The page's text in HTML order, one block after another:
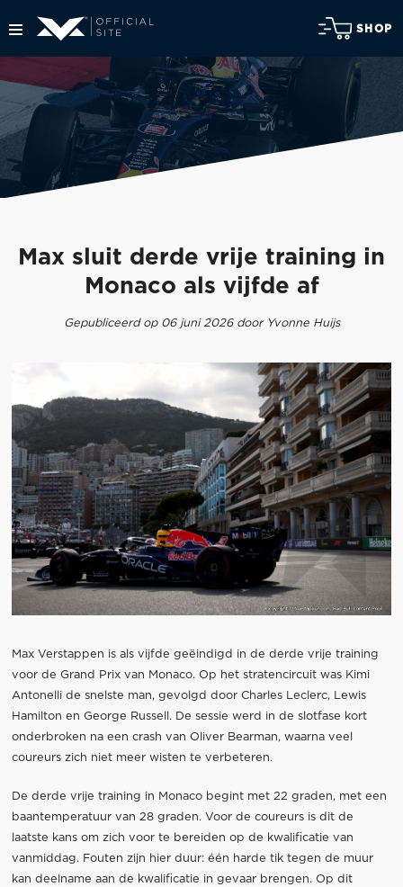
SHOP
Max sluit derde vrije training in
Monaco als vijfde af
Gepubliceerd op 06 juni 2026 door Yvonne Huijs
Max Verstappen is als vijfde geëindigd in de derde vrije training
voor de Grand Prix van Monaco. Op het stratencircuit was Kimi
Antonelli de snelste man, gevolgd door Charles Leclerc, Lewis
Hamilton en George Russell. De sessie werd in de slotfase kort
onderbroken na een crash van Oliver Bearman, waarna veel
coureurs zich niet meer wisten te verbeteren.
De derde vrije training in Monaco begint met 22 graden, met een
baantemperatuur van 28 graden. Voor de coureurs is dit de
laatste kans om zich voor te bereiden op de kwalificatie van
vanmiddag. Fouten zijn hier duur: één harde tik tegen de muur
kan deelname aan de kwalificatie in gevaar brengen. Op dit